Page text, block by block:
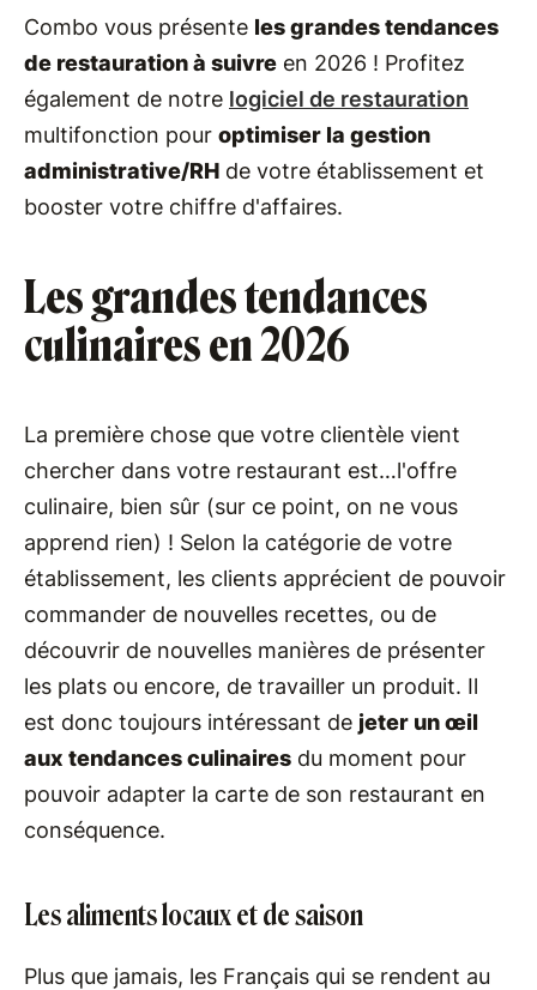
Combo vous présente les grandes tendances
de restauration à suivre en 2026 ! Profitez
également de notre logiciel de restauration
multifonction pour optimiser la gestion
administrative/RH de votre établissement et
booster votre chiffre d'affaires.
Les grandes tendances
culinaires en 2026
La première chose que votre clientèle vient
chercher dans votre restaurant est…l'offre
culinaire, bien sûr (sur ce point, on ne vous
apprend rien) ! Selon la catégorie de votre
établissement, les clients apprécient de pouvoir
commander de nouvelles recettes, ou de
découvrir de nouvelles manières de présenter
les plats ou encore, de travailler un produit. Il
est donc toujours intéressant de jeter un œil
aux tendances culinaires du moment pour
pouvoir adapter la carte de son restaurant en
conséquence.
Les aliments locaux et de saison
Plus que jamais, les Français qui se rendent au